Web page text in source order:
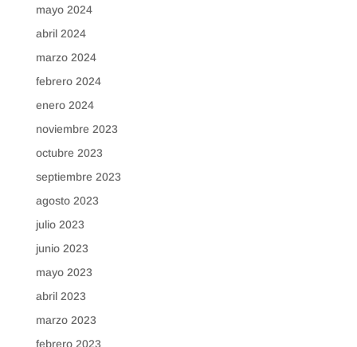
mayo 2024
abril 2024
marzo 2024
febrero 2024
enero 2024
noviembre 2023
octubre 2023
septiembre 2023
agosto 2023
julio 2023
junio 2023
mayo 2023
abril 2023
marzo 2023
febrero 2023